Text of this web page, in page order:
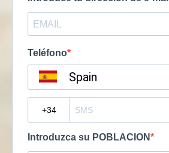
Teléfono
Spain
Introduzca su POBLACION